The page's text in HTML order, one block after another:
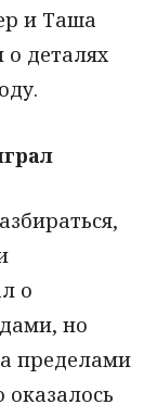
и Таша
деталях
о
но
пределами
оказалось